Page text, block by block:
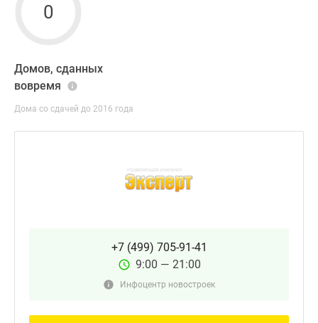
0
Домов, сданных
вовремя
Дома со сдачей до 2016 года
+7 (499) 705-91-41
9:00 — 21:00
Инфоцентр новостроек